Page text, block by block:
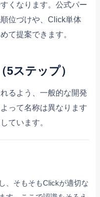
くなります。公式パー
位づけや、Click単体
て提案できます。
ステップ）
るよう、一般的な開発
って名称は異なります
ています。
、そもそもClickが適切な